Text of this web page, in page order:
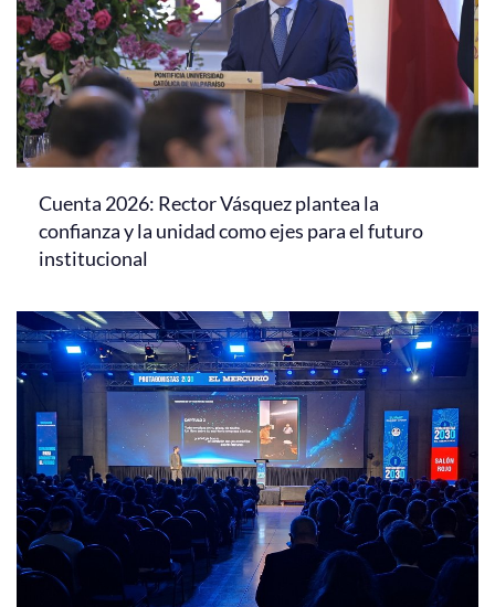
Cuenta 2026: Rector Vásquez plantea la
confianza y la unidad como ejes para el futuro
institucional